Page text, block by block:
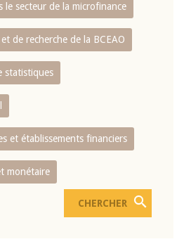
le secteur de la microfinance
de recherche de la BCEAO
statistiques
et établissements financiers
monétaire